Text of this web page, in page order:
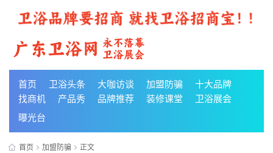
首页 卫浴头条 大咖访谈 加盟防骗
十大品牌
找商机
产品秀 品牌推荐 装修课堂
卫浴展会
曝光台
首页 加盟防骗 正文